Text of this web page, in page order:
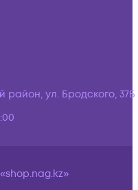
район, ул. Бродского, 37Б